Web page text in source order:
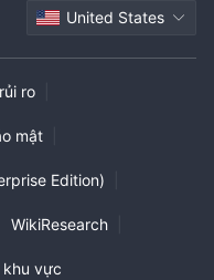
United States
ro
mật
Edition)
WikiResearch
khu vực